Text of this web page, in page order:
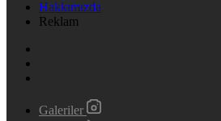
Hakkımızda
Reklam
Galeriler